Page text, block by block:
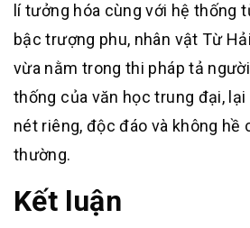
lí tưởng hóa cùng với hệ thống
bậc trượng phu, nhân vật Từ
vừa nằm trong thi pháp tả
thống của văn học trung đại,
nét riêng, độc đáo và không hề
thường.
Kết luận